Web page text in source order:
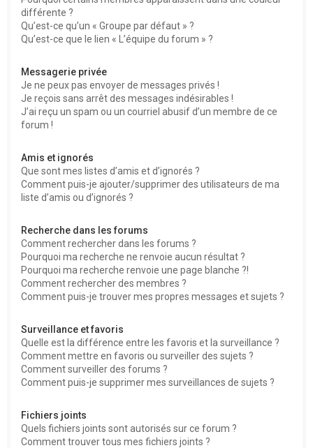
différente ?
Qu’est-ce qu’un « Groupe par défaut » ?
Qu’est-ce que le lien « L’équipe du forum » ?
Messagerie privée
Je ne peux pas envoyer de messages privés !
Je reçois sans arrêt des messages indésirables !
J’ai reçu un spam ou un courriel abusif d’un membre de ce
forum !
Amis et ignorés
Que sont mes listes d’amis et d’ignorés ?
Comment puis-je ajouter/supprimer des utilisateurs de ma
liste d’amis ou d’ignorés ?
Recherche dans les forums
Comment rechercher dans les forums ?
Pourquoi ma recherche ne renvoie aucun résultat ?
Pourquoi ma recherche renvoie une page blanche ?!
Comment rechercher des membres ?
Comment puis-je trouver mes propres messages et sujets ?
Surveillance et favoris
Quelle est la différence entre les favoris et la surveillance ?
Comment mettre en favoris ou surveiller des sujets ?
Comment surveiller des forums ?
Comment puis-je supprimer mes surveillances de sujets ?
Fichiers joints
Quels fichiers joints sont autorisés sur ce forum ?
Comment trouver tous mes fichiers joints ?